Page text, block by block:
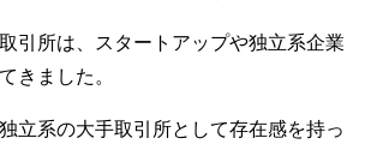
引所は、スタートアップや独立系企業
きました。
立系の大手取引所として存在感を持っ